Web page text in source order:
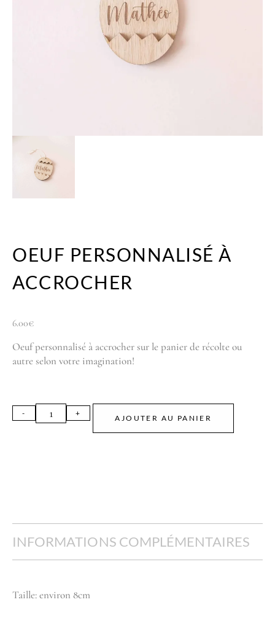
OEUF PERSONNALISÉ À
ACCROCHER
6.00€
Oeuf personnalisé à accrocher sur le panier de récolte ou
autre selon votre imagination!
AJOUTER AU PANIER
INFORMATIONS COMPLÉMENTAIRES
Taille: environ 8cm